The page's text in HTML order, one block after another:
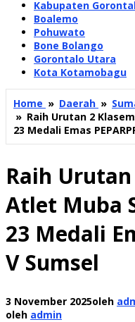
Kabupaten
Boalemo
Pohuwato
Bone Bolango
Gorontalo Utara
Kota Kotamobagu
Home » Daerah »
» Raih Urutan 2
23 Medali Emas
Raih
Atlet Muba
23 Medali
V Sumsel
3 November 2025oleh
oleh admin